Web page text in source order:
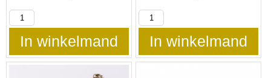
In winkelmand In winkelmand